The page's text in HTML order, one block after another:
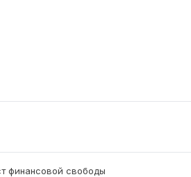
финансовой свободы